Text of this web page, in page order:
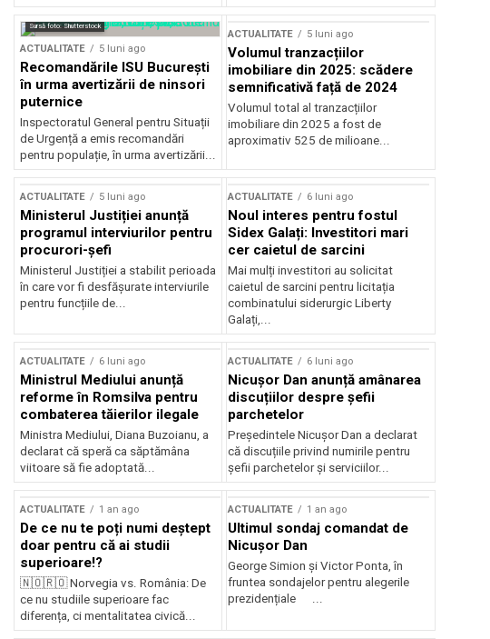
Sursă foto: Shutterstock
ACTUALITATE 5 luni ago
Recomandările ISU București
în urma avertizării de ninsori
puternice
Inspectoratul General pentru Situații
de Urgență a emis recomandări
pentru populație, în urma avertizării...
ACTUALITATE 5 luni ago
Volumul tranzacțiilor
imobiliare din 2025: scădere
semnificativă față de 2024
Volumul total al tranzacțiilor
imobiliare din 2025 a fost de
aproximativ 525 de milioane...
ACTUALITATE 5 luni ago
Ministerul Justiției anunță
programul interviurilor pentru
procurori-șefi
Ministerul Justiției a stabilit perioada
în care vor fi desfășurate interviurile
pentru funcțiile de...
ACTUALITATE 6 luni ago
Noul interes pentru fostul
Sidex Galați: Investitori mari
cer caietul de sarcini
Mai mulți investitori au solicitat
caietul de sarcini pentru licitația
combinatului siderurgic Liberty
Galați,...
ACTUALITATE 6 luni ago
Ministrul Mediului anunță
reforme în Romsilva pentru
combaterea tăierilor ilegale
Ministra Mediului, Diana Buzoianu, a
declarat că speră ca săptămâna
viitoare să fie adoptată...
ACTUALITATE 6 luni ago
Nicușor Dan anunță amânarea
discuțiilor despre șefii
parchetelor
Președintele Nicușor Dan a declarat
că discuțiile privind numirile pentru
șefii parchetelor și serviciilor...
ACTUALITATE 1 an ago
De ce nu te poți numi deștept
doar pentru că ai studii
superioare!?
🇳🇴🇷🇴 Norvegia vs. România: De
ce nu studiile superioare fac
diferența, ci mentalitatea civică...
ACTUALITATE 1 an ago
Ultimul sondaj comandat de
Nicușor Dan
George Simion și Victor Ponta, în
fruntea sondajelor pentru alegerile
prezidențiale ...